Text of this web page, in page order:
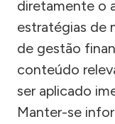
diretamente o
estratégias de
de gestão
conteúdo
ser aplicado
Manter-se